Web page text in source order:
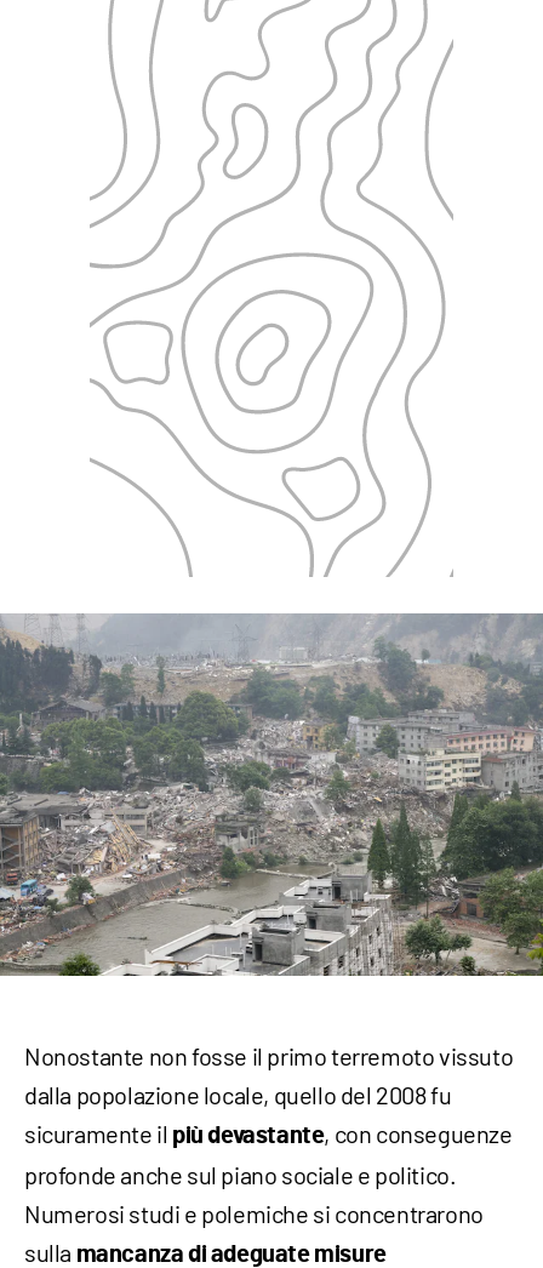
Nonostante non fosse il primo terremoto vissuto
dalla popolazione locale, quello del 2008 fu
sicuramente il più devastante, con conseguenze
profonde anche sul piano sociale e politico.
Numerosi studi e polemiche si concentrarono
sulla mancanza di adeguate misure